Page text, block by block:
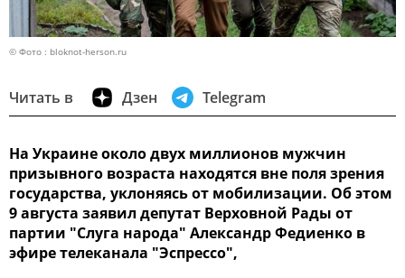
© Фото : bloknot-herson.ru
Читать в Дзен Telegram
На Украине около двух миллионов мужчин
призывного возраста находятся вне поля зрения
государства, уклоняясь от мобилизации. Об этом
9 августа заявил депутат Верховной Рады от
партии "Слуга народа" Александр Федиенко в
эфире телеканала "Эспрессо",